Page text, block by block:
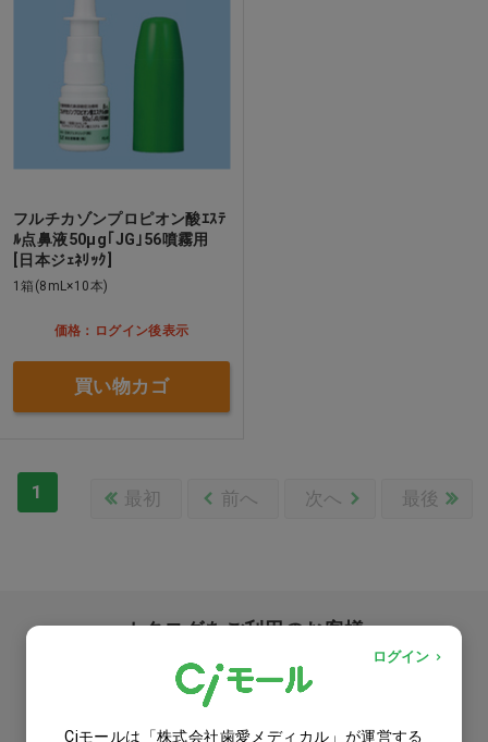
フルチカゾンプロピオン酸ｴｽﾃ
ﾙ点鼻液50μg｢JG｣56噴霧用
[日本ジｪﾈﾘｯｸ]
1箱(8mL×10本)
価格：ログイン後表示
買い物カゴ
1 最初 前へ 次へ 最後
カタログをご利用のお客様
カタログ請求
商品コード入力でクイックオーダー
ログイン
Ciモールは「株式会社歯愛メディカル」が運営する